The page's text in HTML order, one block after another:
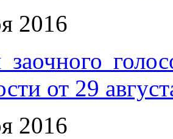
2016
заочного
от 29
2016